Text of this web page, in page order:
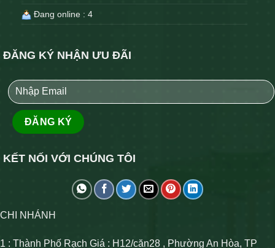
Đang online : 4
ĐĂNG KÝ NHẬN ƯU ĐÃI
KẾT NỐI VỚI CHÚNG TÔI
CHI NHÁNH
1 : Thành Phố Rạch Giá : H12/căn28 , Phường An Hòa, TP